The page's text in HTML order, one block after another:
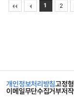
1 2
개인정보처리방침고정
이메일무단수집거부저